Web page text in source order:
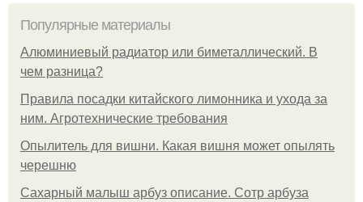
Популярные материалы
Алюминиевый радиатор или биметаллический. В
чем разница?
Правила посадки китайского лимонника и ухода за
ним. Агротехнические требования
Опылитель для вишни. Какая вишня может опылять
черешню
Сахарный малыш арбуз описание. Сотр арбуза